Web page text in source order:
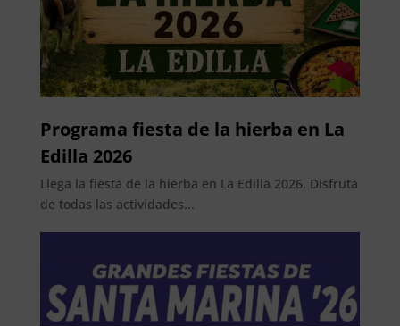
Programa fiesta de la hierba en La
Edilla 2026
Llega la fiesta de la hierba en La Edilla 2026. Disfruta
de todas las actividades...